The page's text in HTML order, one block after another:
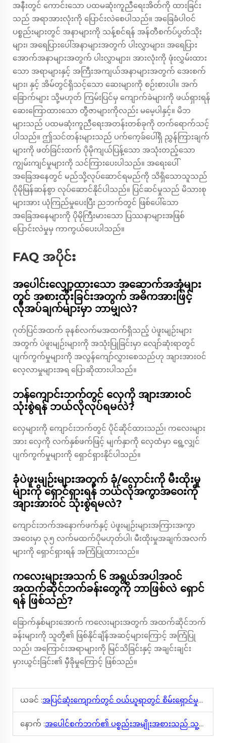
အနီးတွင် ကောင်းသော ပထမဆုံးကူညီရေးအိတ်ကို ထားခြင်း
သည် အရာအားလုံးကို ပြောင်းလဲစေပါသည်။ အခြေခံပါဝင်
ပစ္စည်းများတွင် အနာများကို သန့်စင်ရန် အန်တီစက်ပ်ပွတ်သိုး
များ၊ အရေပြားပေါ်အနာများအတွက် ပါးလွှာများ၊ အရေပြား
အောက်အနာများအတွက် ပါးလွှာများ၊ အားလုံးကို ဖုံးလွှမ်းထား
သော အရာများနှင့် အကြီးအကျယ်အနာများအတွက် အေးစက်
များ၊ နှင့် အိမ်တွင်ရှိသင့်သော ဆေးများကို စဉ်းစားပါ။ အက်
ခြောက်များ သို့မဟုတ် ကြမ်းပြင်မှ ကျောက်ခဲများကို ဖယ်ရှားရန်
ဆေးကြောထားသော တွီဇာများကိုလည်း မမေ့ပါနှင့်။ မိဘ
များသည် ပထမဆုံးကူညီရေးအတန်းတစ်ခုကို တက်ရောက်သင့်
ပါသည်။ ဤသင်တန်းများသည် ပက်ကေ့ခ်ပေါ်ရှိ ညွှန်ကြားချက်
များကို ဖတ်ခြင်းထက် ပိုမိုကျယ်ပြန့်သော အသုံးတည့်သော
ကျွမ်းကျင်မှုများကို သင်ကြားပေးပါသည်။ အရေးပေါ်
အခြေအနေတွင် မည်သို့လုပ်ဆောင်ရမည်ကို သိရှိသောသူသည်
ပိုမိုမြန်ဆန်စွာ လုပ်ဆောင်နိုင်ပါသည်။ ပြင်ဆင်မှုသည် မိသားစု
များအား ယုံကြည်မှုပေးပြီး ညဘက်တွင် ဖြစ်ပေါ်သော
အခြေအနေများကို ပိုမိုကြီးမားသော ပြဿနာများအဖြစ်
ပြောင်းလဲမှုမှ ကာကွယ်ပေးပါသည်။
FAQ အပိုင်း
အပေါင်းလျှော့ထားသော အဆောက်အအုံများ
တွင် အစားထိုးခြင်းအတွက် အဓိကအားဖြင့်
လိုအပ်ချက်များမှာ ဘာမျှလဲ?
ဂုတ်ပြင်အထက် ခုနစ်လက်မအထက်ရှိသည့် ပဲဖူးမျဉ်းများ
အတွက် ပဲဖူးမျဉ်းများကို အသုံးပြုခြင်းမှာ လျော်ဆုံးရာတွင်
ပျက်ကွက်မှုများကို အလွန်ကျော်လွှားစေသည်ဟု အျားအားဝင်
လေ့လာမှုများအရ ပြောဆိုထားပါသည်။
ဘန်ကျောင်းဘက်တွင် လှေကို အျားအားဝင်
သုံးစွဲရန် ဘယ်လိုလုပ်ရမလဲ?
လှေများကို ကျောင်းဘက်တွင် ပိုင်ဆိုင်ထားသည်၊ ကလေးများ
အား လှေကို လက်နှစ်ဖက်ဖြင့် မျက်နှာကို လှေထံမှာ ရွေ့လျှင်
ပျက်ကွက်မှုများကို ရှောင်ရှားနိုင်ပါသည်။
ခုံပဲဖူးမျဉ်းများအတွက် ခုံ/လှောင်းကို မီးထိုးမှု
များကို ရှောင်ရှားရန် ဘယ်လိုအကွာအဝေးကို
အျားအားဝင် သုံးစွဲရမလဲ?
ကျောင်းဘက်အနောက်ဖက်နှင့် ပဲဖူးမျဉ်းများအကြားအကွာ
အဝေးမှာ ၃.၅ လက်မထက်ပိုမဟုတ်ပါ၊ မီးထိုးမှုအချက်အလက်
များကို ရှောင်ရှားရန် အကြံပြုထားသည်။
ကလေးများအသက် ၆ အရွယ်အပါအဝင်
အထက်ဆိုင်ဘက်ခန်းတွေကို ဘာဖြစ်လဲ ရှောင်
ရန် ဖြစ်သည်?
ခြောက်နှစ်များအောက် ကလေးများအတွက် အထက်ဆိုင်ဘက်
ခန်းများကို သူတို့၏ ဖြစ်နိုင်ချိန်အဆင့်များကြောင့် အကြံပြု
သည်၊ အကြောင်းအရာများကို မြင်သိခြင်းနှင့် အချင်းချင်း
မှားယွင်းခြင်း၏ မှီခိုမှုကြောင့် ဖြစ်သည်။
ယခင် :အပြင်ဆုံးကျောက်တွင် ဝယ်ယူရာတွင် စိမ်းရှောင်မှုသဘောတူညီချက်များ中医 ဘယ်လိုချက်ချင်းများကို ထင်တံဆိပ်ဖြစ်စေရန် စဉ်းစားရမလဲ
နောက် :အပေါင်စက်ဘက်၏ ပစ္စည်းအမျိုးအစားသည် သူ့၏ အရှေ့အသားနှင့် အဆင်မြင်မှုတွင် ဘယ်လိုသက်ရောက်သနည်း?